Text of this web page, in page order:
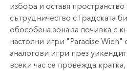
избора и оставя
сътрудничество с Градската
обособена зона за почивка с
настолни игри "Paradise Wien"
аналогови игри през
всеки час се провежда кратка,